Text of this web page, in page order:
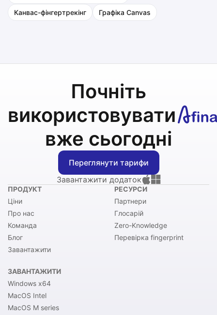
Канвас-фінгертрекінг Графіка Canvas
Почніть
використовувати
вже сьогодні
Переглянути тарифи
Завантажити додаток
ПРОДУКТ
Ціни
Про нас
Команда
Блог
Завантажити
РЕСУРСИ
Партнери
Глосарій
Zero-Knowledge
Перевірка fingerprint
ЗАВАНТАЖИТИ
Windows x64
MacOS Intel
MacOS M series